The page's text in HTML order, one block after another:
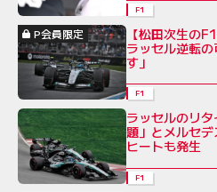
F1
P会員限定
【松田次生の
ラッセル逆転
す」
F1
ラッセルのリ
題」とメルセ
ヒートも発生
F1